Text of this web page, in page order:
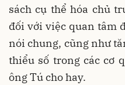
sách cụ thể hóa chủ
đối với việc quan tâm
nói chung, cũng như
thiểu số trong các cơ
ông Tú cho hay.